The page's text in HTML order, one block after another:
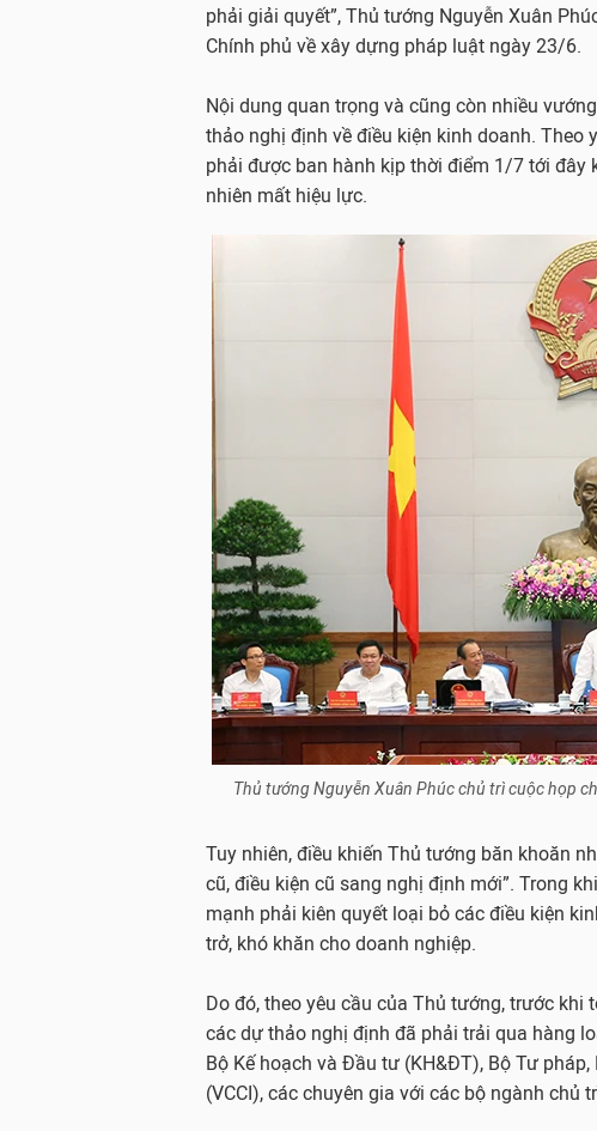
phải giải quyết”, Thủ tướng Nguyễn Xuân
Chính phủ về xây dựng pháp luật ngày 23/6.
Nội dung quan trọng và cũng còn nhiều
thảo nghị định về điều kiện kinh doanh.
phải được ban hành kịp thời điểm 1/7 tới đây
nhiên mất hiệu lực.
Thủ tướng Nguyễn Xuân Phúc chủ trì cuộc họp
Tuy nhiên, điều khiến Thủ tướng băn khoăn
cũ, điều kiện cũ sang nghị định mới”. Trong
mạnh phải kiên quyết loại bỏ các điều kiện
trở, khó khăn cho doanh nghiệp.
Do đó, theo yêu cầu của Thủ tướng, trước
các dự thảo nghị định đã phải trải qua hàng
Bộ Kế hoạch và Đầu tư (KH&ĐT), Bộ Tư
(VCCI), các chuyên gia với các bộ ngành chủ